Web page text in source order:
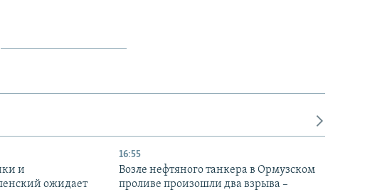
и
ожидает
16:55
Возле нефтяного танкера в Ормузском
проливе произошли два взрыва –